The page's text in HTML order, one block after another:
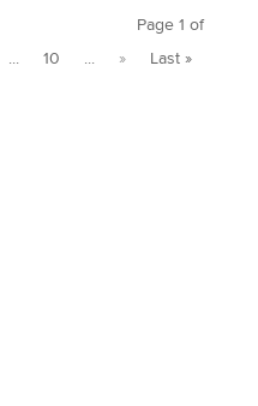
Page 1 of
... 10 ... » Last »